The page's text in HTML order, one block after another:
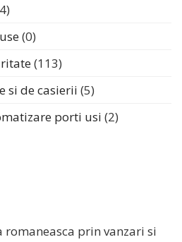
(0)
(113)
si de casierii (5)
porti usi (2)
prin vanzari si